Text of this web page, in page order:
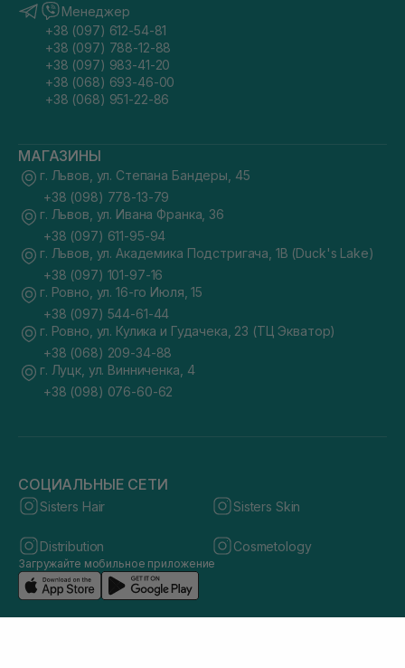
Менеджер
+38 (097) 612-54-81
+38 (097) 788-12-88
+38 (097) 983-41-20
+38 (068) 693-46-00
+38 (068) 951-22-86
МАГАЗИНЫ
г. Львов, ул. Степана Бандеры, 45
+38 (098) 778-13-79
г. Львов, ул. Ивана Франка, 36
+38 (097) 611-95-94
г. Львов, ул. Академика Подстригача, 1В (Duck's Lake)
+38 (097) 101-97-16
г. Ровно, ул. 16-го Июля, 15
+38 (097) 544-61-44
г. Ровно, ул. Кулика и Гудачека, 23 (ТЦ Экватор)
+38 (068) 209-34-88
г. Луцк, ул. Винниченка, 4
+38 (098) 076-60-62
СОЦИАЛЬНЫЕ СЕТИ
Sisters Hair Sisters Skin
Distribution Cosmetology
Загружайте мобильное приложение